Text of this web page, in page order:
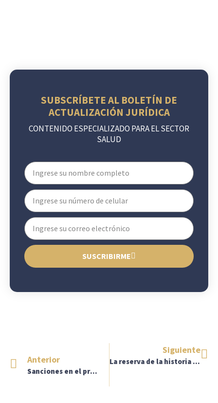
SUBSCRÍBETE AL BOLETÍN DE
ACTUALIZACIÓN JURÍDICA
CONTENIDO ESPECIALIZADO PARA EL SECTOR
SALUD
SUSCRIBIRME
Anterior
Sanciones en el proceso ético-disciplinario médico y la aplicación de los criterios de graduación del Código de Procedimiento Administrativo y de lo Contencioso Administrativo – CPACA
Siguiente
La reserva de la historia clínica de las instituciones prestadoras de servicios de salud y de los profesionales de la salud en casos de interrupción voluntaria del embarazo – IVE: A propósito de la Sentencia T-402 de 2024